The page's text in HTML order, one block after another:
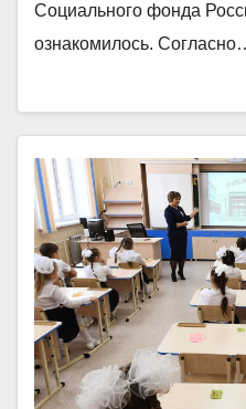
Социального фонда
ознакомилось.